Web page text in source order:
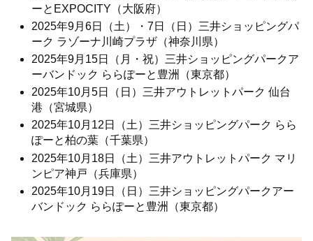
ーとEXPOCITY（大阪府）
2025年9月6日（土）・7日（日）三井ショッピングパ
ーク ラゾーナ川崎プラザ（神奈川県）
2025年9月15日（月・祝）三井ショッピングパークア
ーバンドック ららぽーと豊洲（東京都）
2025年10月5日（日）三井アウトレットパーク 仙台
港（宮城県）
2025年10月12日（土）三井ショッピングパーク らら
ぽーと柏の葉（千葉県）
2025年10月18日（土）三井アウトレットパーク マリ
ンピア神戸（兵庫県）
2025年10月19日（日）三井ショッピングパークアー
バンドック ららぽーと豊洲（東京都）